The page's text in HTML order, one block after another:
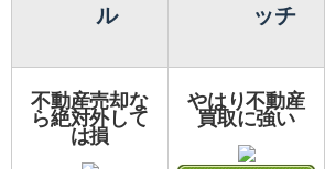
ル
ッチ
不動産売却な
ら絶対外して
は損
やはり不動産
買取に強い